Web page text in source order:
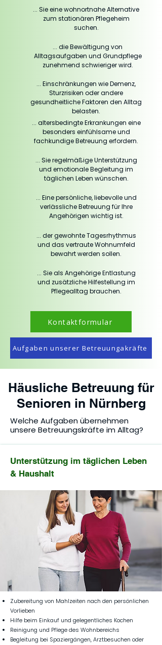
... Sie eine wohnortnahe Alternative
zum stationären Pflegeheim
suchen.
... die Bewältigung von
Alltagsaufgaben und Grundpflege
zunehmend schwieriger wird.
... Einschränkungen wie Demenz,
Sturzrisiken oder andere
gesundheitliche Faktoren den Alltag
belasten.
... altersbedingte Erkrankungen eine
besonders einfühlsame und
fachkundige Betreuung erfordern.
... Sie regelmäßige Unterstützung
und emotionale Begleitung im
täglichen Leben wünschen.
... Eine persönliche, liebevolle und
verlässliche Betreuung für Ihre
Angehörigen wichtig ist.
... der gewohnte Tagesrhythmus
und das vertraute Wohnumfeld
bewahrt werden sollen.
... Sie als Angehörige Entlastung
und zusätzliche Hilfestellung im
Pflegealltag brauchen.
Kontaktformular
Aufgaben unserer Betreuungakräfte
Häusliche Betreuung für
Senioren in Nürnberg
Welche Aufgaben übernehmen
unsere Betreuungskräfte im Alltag?
Unterstützung im täglichen Leben
& Haushalt
Zubereitung von Mahlzeiten nach den persönlichen
Vorlieben
Hilfe beim Einkauf und gelegentliches Kochen
Reinigung und Pflege des Wohnbereichs
Begleitung bei Spaziergängen, Arztbesuchen oder